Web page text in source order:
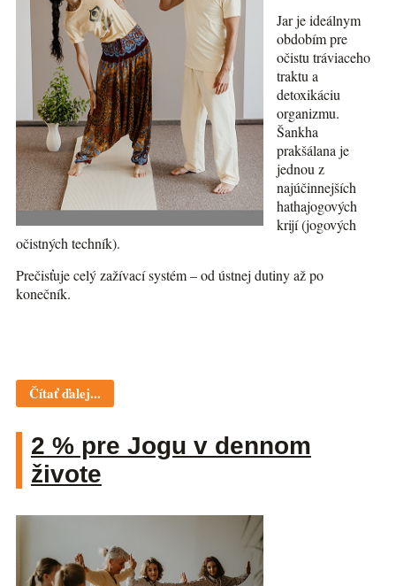
Jar je ideálnym
obdobím pre
očistu tráviaceho
traktu a
detoxikáciu
organizmu.
Šankha
prakšálana je
jednou z
najúčinnejších
hathajogových
krijí (jogových
očistných techník).
Prečisťuje celý zažívací systém – od ústnej dutiny až po
konečník.
Čítať ďalej...
2 % pre Jogu v dennom
živote